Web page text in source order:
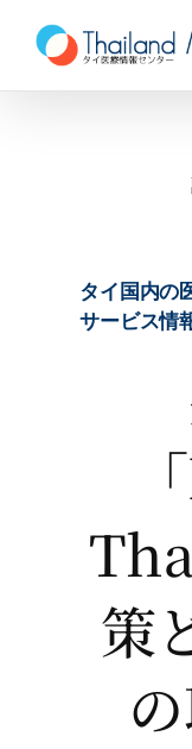
content
タイ国内の
サービス情
策